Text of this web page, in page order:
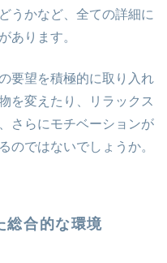
うかなど、全ての詳細に
あります。
要望を積極的に取り入れ
を変えたり、リラックス
さらにモチベーションが
のではないでしょうか。
総合的な環境